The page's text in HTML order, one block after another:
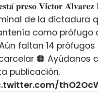
𝐩𝐫𝐞𝐬𝐨 𝐕𝐢́𝐜𝐭𝐨𝐫 𝐀́𝐥𝐯𝐚𝐫𝐞𝐳
de la dictadura
como prófugo
faltan 14 prófugos
🟠 Ayúdanos
publicación.